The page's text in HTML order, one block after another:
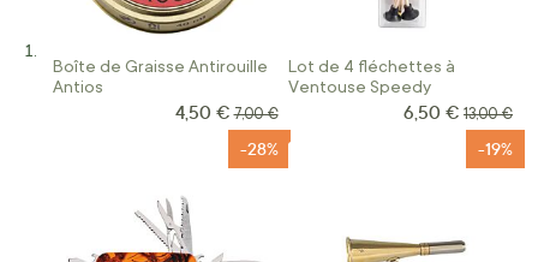
Boîte de Graisse Antirouille
Antios
Prix Spécial
4,50 € Prix normal
7,00 €
Lot de 4 fléchettes à
Ventouse Speedy
Prix Spécial
6,50 € Prix
13,00 €
-28% -19%